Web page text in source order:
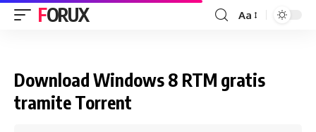
FORUX Aa
Download Windows 8 RTM gratis
tramite Torrent